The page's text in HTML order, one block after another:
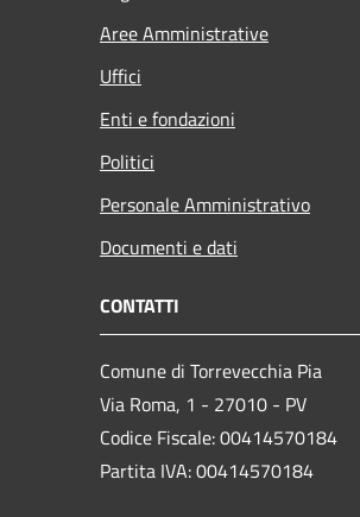
Aree Amministrative
Uffici
Enti e fondazioni
Politici
Personale Amministrativo
Documenti e dati
CONTATTI
Comune di Torrevecchia Pia
Via Roma, 1 - 27010 - PV
Codice Fiscale: 00414570184
Partita IVA: 00414570184